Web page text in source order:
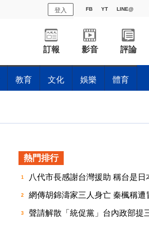
登入 FB YT LINE@
訂報 影音 評論
教育 文化 娛樂 體育
熱門排行
1 八代市長感謝台灣援助 稱台是日
2 網傳胡錦濤家三人身亡 秦楓稱遭
3 聲請解散「統促黨」台內政部提